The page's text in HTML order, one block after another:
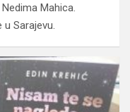
Mahica.
u Sarajevu.